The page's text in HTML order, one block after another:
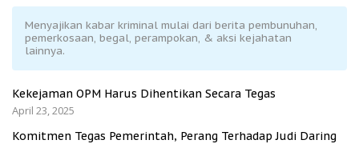
Menyajikan kabar kriminal mulai dari berita pembunuhan,
pemerkosaan, begal, perampokan, & aksi kejahatan
lainnya.
Kekejaman OPM Harus Dihentikan Secara Tegas
April 23, 2025
Komitmen Tegas Pemerintah, Perang Terhadap Judi Daring